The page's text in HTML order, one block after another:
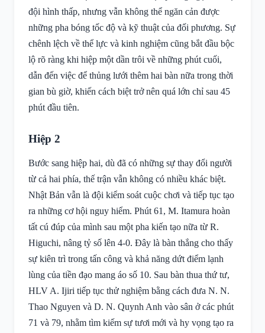
đội hình thấp, nhưng vẫn không thể ngăn cản được
những pha bóng tốc độ và kỹ thuật của đối phương. Sự
chênh lệch về thể lực và kinh nghiệm cũng bắt đầu bộc
lộ rõ ràng khi hiệp một dần trôi về những phút cuối,
dẫn đến việc để thủng lưới thêm hai bàn nữa trong thời
gian bù giờ, khiến cách biệt trở nên quá lớn chỉ sau 45
phút đầu tiên.
Hiệp 2
Bước sang hiệp hai, dù đã có những sự thay đổi người
từ cả hai phía, thế trận vẫn không có nhiều khác biệt.
Nhật Bản vẫn là đội kiểm soát cuộc chơi và tiếp tục tạo
ra những cơ hội nguy hiểm. Phút 61, M. Itamura hoàn
tất cú đúp của mình sau một pha kiến tạo nữa từ R.
Higuchi, nâng tỷ số lên 4-0. Đây là bàn thắng cho thấy
sự kiên trì trong tấn công và khả năng dứt điểm lạnh
lùng của tiền đạo mang áo số 10. Sau bàn thua thứ tư,
HLV A. Ijiri tiếp tục thử nghiệm bằng cách đưa N. N.
Thao Nguyen và D. N. Quynh Anh vào sân ở các phút
71 và 79, nhằm tìm kiếm sự tươi mới và hy vọng tạo ra